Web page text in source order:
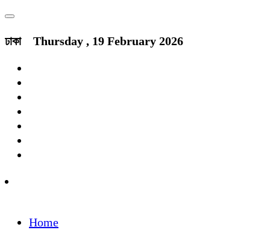
ঢাকা Thursday , 19 February 2026
Home